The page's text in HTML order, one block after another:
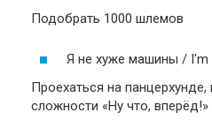
Подобрать 1000 шлемов
Я не хуже машины / I'm
Проехаться на панцерхунде,
сложности «Ну что,